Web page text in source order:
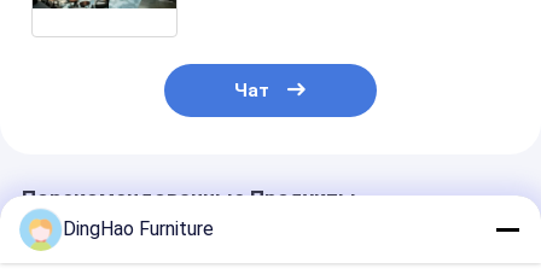
Чат
Порекомендованные Продукты
DingHao Furniture